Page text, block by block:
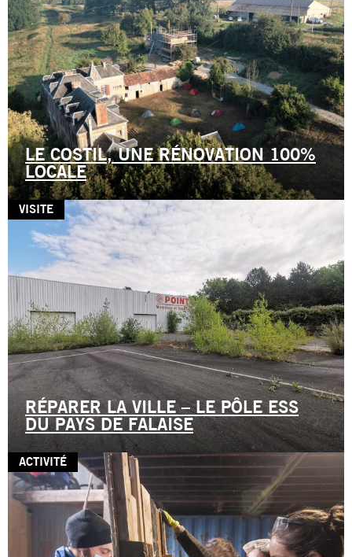
LE COSTIL, UNE RÉNOVATION 100%
LOCALE
VISITE
RÉPARER LA VILLE – LE PÔLE ESS
DU PAYS DE FALAISE
ACTIVITÉ